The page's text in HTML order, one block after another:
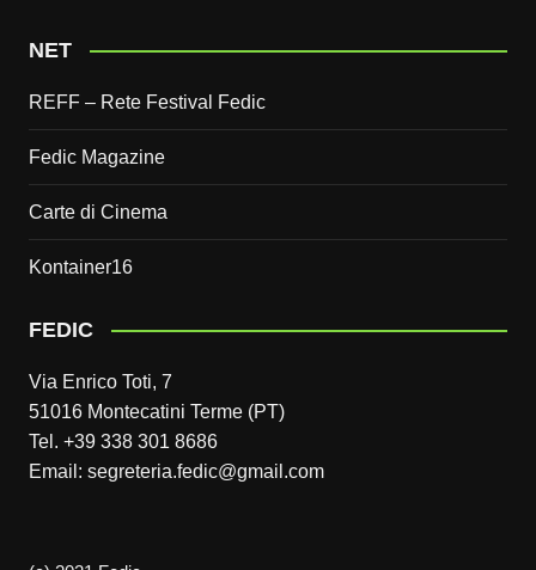
NET
REFF – Rete Festival Fedic
Fedic Magazine
Carte di Cinema
Kontainer16
FEDIC
Via Enrico Toti, 7
51016 Montecatini Terme (PT)
Tel. +39 338 301 8686
Email: segreteria.fedic@gmail.com